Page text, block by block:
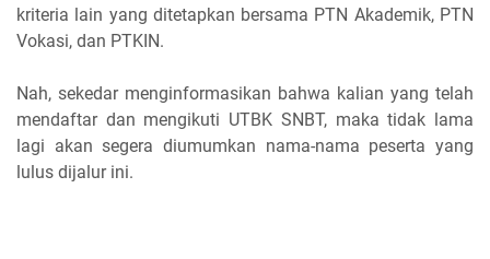
kriteria lain yang ditetapkan bersama PTN Akademik, PTN
Vokasi, dan PTKIN.
Nah, sekedar menginformasikan bahwa kalian yang telah
mendaftar dan mengikuti UTBK SNBT, maka tidak lama
lagi akan segera diumumkan nama-nama peserta yang
lulus dijalur ini.